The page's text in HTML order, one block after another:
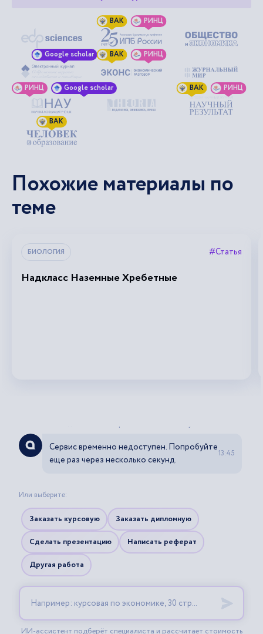
ВАК РИНЦ
Google scholar ВАК РИНЦ
РИНЦ Google scholar ВАК РИНЦ
ВАК
Похожие материалы по
теме
БИОЛОГИЯ #Статья
Надкласс Наземные Хребетные